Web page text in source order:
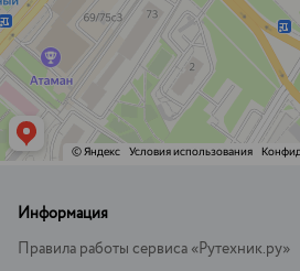
Информация
Правила работы сервиса «Рутехник.ру»